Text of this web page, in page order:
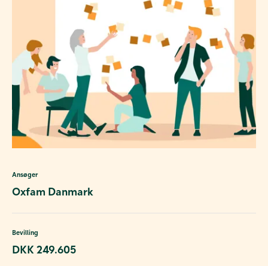
Ansøger
Oxfam Danmark
Bevilling
DKK 249.605